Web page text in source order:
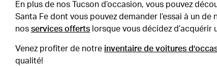
En plus de nos Tucson d’occasion, vous pouvez
Santa Fe dont vous pouvez demander l’essai à un
nos services offerts lorsque vous décidez
Venez profiter de notre inventaire de voitures
qualité!